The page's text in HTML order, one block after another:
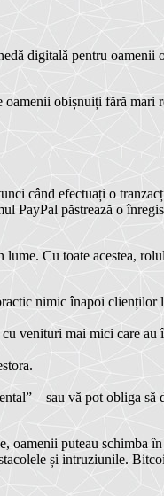
digitală pentru oamenii
oamenii obișnuiți fără mari
când efectuați o
PayPal păstrează o
Cu toate acestea,
nimic înapoi clienților
venituri mai mici care au
– sau vă pot obliga
puteau schimba în
și intruziunile.